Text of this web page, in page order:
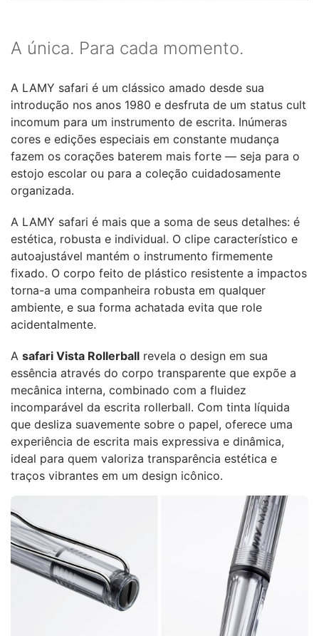
A única. Para cada momento.
A LAMY safari é um clássico amado desde sua
introdução nos anos 1980 e desfruta de um status cult
incomum para um instrumento de escrita. Inúmeras
cores e edições especiais em constante mudança
fazem os corações baterem mais forte — seja para o
estojo escolar ou para a coleção cuidadosamente
organizada.
A LAMY safari é mais que a soma de seus detalhes: é
estética, robusta e individual. O clipe característico e
autoajustável mantém o instrumento firmemente
fixado. O corpo feito de plástico resistente a impactos
torna-a uma companheira robusta em qualquer
ambiente, e sua forma achatada evita que role
acidentalmente.
A safari Vista Rollerball revela o design em sua
essência através do corpo transparente que expõe a
mecânica interna, combinado com a fluidez
incomparável da escrita rollerball. Com tinta líquida
que desliza suavemente sobre o papel, oferece uma
experiência de escrita mais expressiva e dinâmica,
ideal para quem valoriza transparência estética e
traços vibrantes em um design icônico.